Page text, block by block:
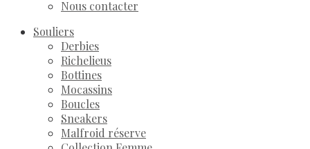
Nous contacter
Souliers
Derbies
Richelieus
Bottines
Mocassins
Boucles
Sneakers
Malfroid réserve